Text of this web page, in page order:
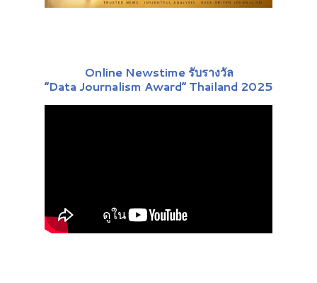
Online Newstime รับรางวัล
“Data Journalism Award” Thailand 2025